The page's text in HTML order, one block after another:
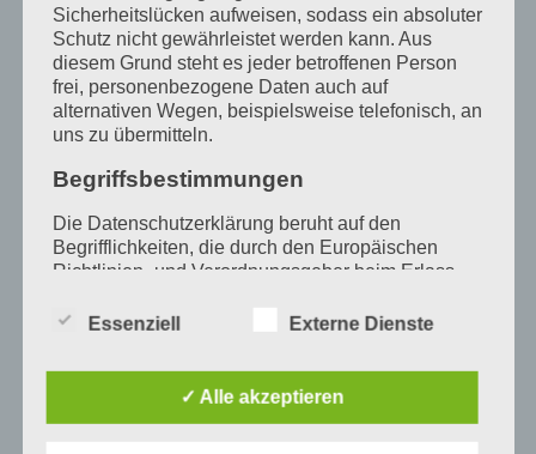
Noch immer nicht ganz fertig, es fehlen
noch einige Kleinigkeiten, Beamer,
Bestuhlung, weiteres Interieur, Grasdach,
zum Neuen Jahr (2023) alles fertig ist. Danke
an alle treuen Handwerker-Teams, die
mitgeholfen haben, unser Projekt durch die
schweren Jahre aufzubauen. Danke an
haben! Danke an alle Kreditgeberinnen und
Spenderinnen! Kommt gern vorbei und
Sicherheitslücken aufweisen, sodass ein absoluter
Schutz nicht gewährleistet werden kann. Aus
diesem Grund steht es jeder betroffenen Person
frei, personenbezogene Daten auch auf
alternativen Wegen, beispielsweise telefonisch, an
uns zu übermitteln.
Begriffsbestimmungen
Die Datenschutzerklärung beruht auf den
Begrifflichkeiten, die durch den Europäischen
Richtlinien- und Verordnungsgeber beim Erlass
verwendet wurden. Unsere Datenschutzerklärung
unsere Kunden und Geschäftspartner einfach
lesbar und verständlich sein. Um dies zu
Essenziell Externe Dienste
✓ Alle akzeptieren